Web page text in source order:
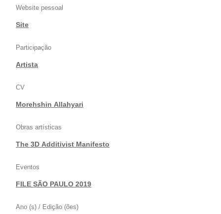
Website pessoal
Site
Participação
Artista
CV
Morehshin Allahyari
Obras artísticas
The 3D Additivist Manifesto
Eventos
FILE SÃO PAULO 2019
Ano (s) / Edição (ões)